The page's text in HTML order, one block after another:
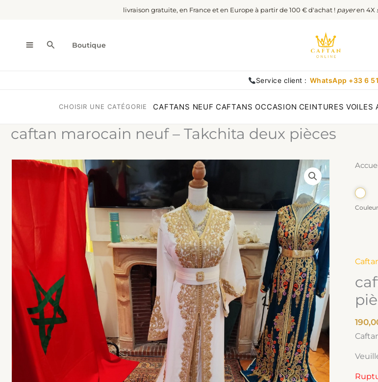
livraison gratuite, en France et en Europe à partir de 100 € d'achat ! payeren 4X
Rechercher
Boutique
Service client : WhatsApp +33 6
CHOISIR UNE CATÉGORIE CAFTANS NEUF CAFTANS OCCASION CEINTURES VOILES
caftan marocain neuf – Takchita deux pièces